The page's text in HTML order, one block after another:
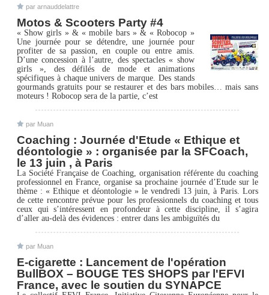
par arnauddelattre
Motos & Scooters Party #4
« Show girls » & « mobile bars » & « Robocop »
Une journée pour se détendre, une journée pour
profiter de sa passion, en couple ou entre amis.
D’une concession à l’autre, des spectacles « show
girls », des défilés de mode et animations
spécifiques à chaque univers de marque. Des stands
gourmands gratuits pour se restaurer et des bars mobiles… mais sans
moteurs ! Robocop sera de la partie, c’est
par Muan
Coaching : Journée d'Etude « Ethique et
déontologie » : organisée par la SFCoach,
le 13 juin , à Paris
La Société Française de Coaching, organisation référente du coaching
professionnel en France, organise sa prochaine journée d’Etude sur le
thème : « Ethique et déontologie » le vendredi 13 juin, à Paris. Lors
de cette rencontre prévue pour les professionnels du coaching et tous
ceux qui s’intéressent en profondeur à cette discipline, il s’agira
d’aller au-delà des évidences : entrer dans les ambiguïtés du
par Muan
E-cigarette : Lancement de l'opération
BullBOX – BOUGE TES SHOPS par l'EFVI
France, avec le soutien du SYNAPCE